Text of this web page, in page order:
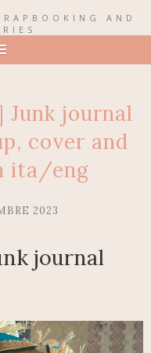
AND
Junk journal
cover and
ita/eng
2023
journal